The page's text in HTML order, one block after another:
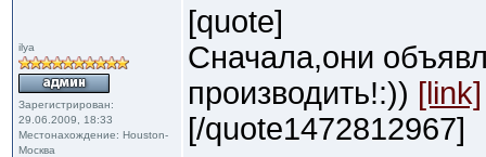
ilya
Зарегистрирован:
29.06.2009, 18:33
Местонахождение: Houston-
Москва
[quote]
Сначала,они
производить!:)) [link]
[/quote1472812967]